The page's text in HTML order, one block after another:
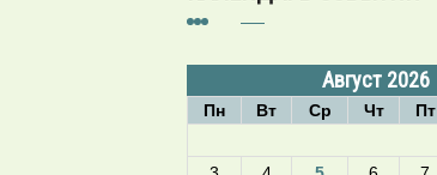
Август 2026
Пн Вт Ср Чт Пт